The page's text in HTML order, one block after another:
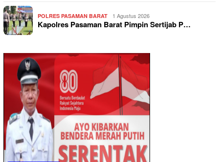
POLRES PASAMAN BARAT 1 Agustus 2026
Kapolres Pasaman Barat Pimpin Sertijab P…